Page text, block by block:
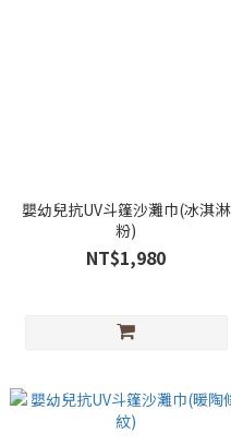
嬰幼兒抗UV斗篷沙灘巾(冰淇淋
粉)
NT$1,980